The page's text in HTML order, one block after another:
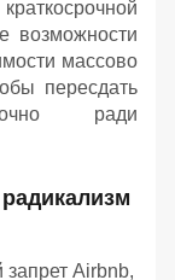
возможности
массово
пересдать
ради
Airbnb,